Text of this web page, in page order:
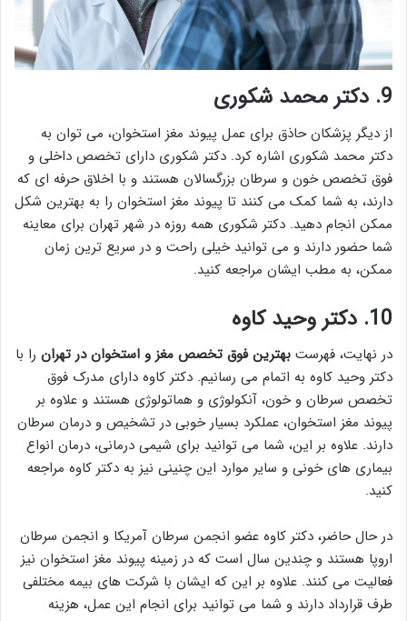
9. دکتر محمد شکوری
از دیگر پزشکان حاذق برای عمل پیوند مغز استخوان، می توان به
دکتر محمد شکوری اشاره کرد. دکتر شکوری دارای تخصص داخلی و
فوق تخصص خون و سرطان بزرگسالان هستند و با اخلاق حرفه ای که
دارند، به شما کمک می کنند تا پیوند مغز استخوان را به بهترین شکل
ممکن انجام دهید. دکتر شکوری همه روزه در شهر تهران برای معاینه
شما حضور دارند و می توانید خیلی راحت و در سریع ترین زمان
ممکن، به مطب ایشان مراجعه کنید.
10. دکتر وحید کاوه
در نهایت، فهرست بهترین فوق تخصص مغز و استخوان در تهران را با
دکتر وحید کاوه به اتمام می رسانیم. دکتر کاوه دارای مدرک فوق
تخصص سرطان و خون، آنکولوژی و هماتولوژی هستند و علاوه بر
پیوند مغز استخوان، عملکرد بسیار خوبی در تشخیص و درمان سرطان
دارند. علاوه بر این، شما می توانید برای شیمی درمانی، درمان انواع
بیماری های خونی و سایر موارد این چنینی نیز به دکتر کاوه مراجعه
کنید.
در حال حاضر، دکتر کاوه عضو انجمن سرطان آمریکا و انجمن سرطان
اروپا هستند و چندین سال است که در زمینه پیوند مغز استخوان نیز
فعالیت می کنند. علاوه بر این که ایشان با شرکت های بیمه مختلفی
طرف قرارداد دارند و شما می توانید برای انجام این عمل، هزینه